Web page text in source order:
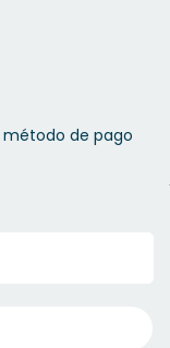
método de pago